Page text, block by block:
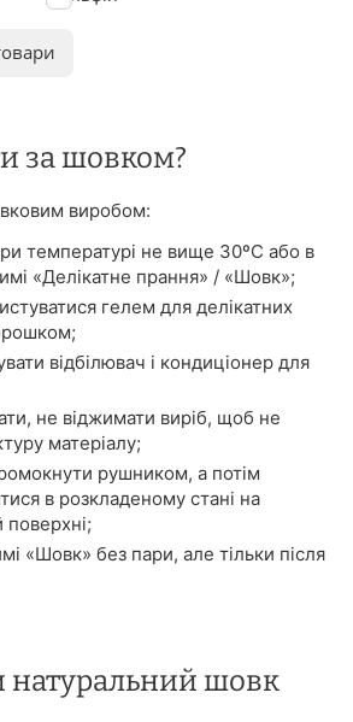
за шовком?
виробом:
температурі не вище 30ºС або в
«Делікатне прання» / «Шовк»;
гелем для делікатних
відбілювач і кондиціонер для
не віджимати виріб, щоб не
матеріалу;
рушником, а потім
в розкладеному стані на
поверхні;
«Шовк» без пари, але тільки після
натуральний шовк